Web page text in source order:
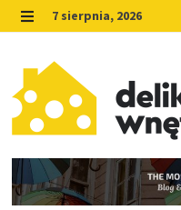
Skip
to
content
MENU
7 sierpnia, 2026